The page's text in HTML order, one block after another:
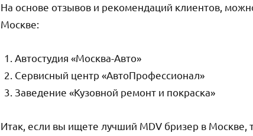
На основе отзывов и рекомендаций клиентов,
Москве:
Автостудия «Москва-Авто»
Сервисный центр «АвтоПрофессионал»
Заведение «Кузовной ремонт и покраска»
Итак, если вы ищете лучший MDV бризер в Москве,